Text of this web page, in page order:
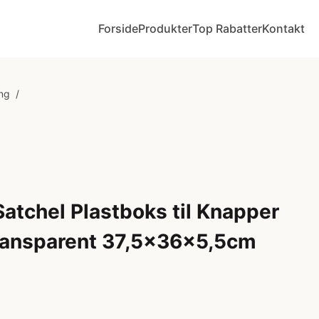
ForsideProdukterTop RabatterKontakt
/
Plastboks til Knapper
37,5x36x5,5cm